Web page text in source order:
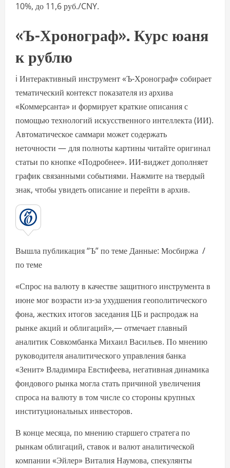
10%, до 11,6 руб./CNY.
«Ъ-Хронограф». Курс юаня
к рублю
i Интерактивный инструмент «Ъ-Хронограф» собирает
тематический контекст показателя из архива
«Коммерсанта» и формирует краткие описания с
помощью технологий искусственного интеллекта (ИИ).
Автоматическое саммари может содержать
неточности — для полноты картины читайте оригинал
статьи по кнопке «Подробнее». ИИ-виджет дополняет
график связанными событиями. Нажмите на твердый
знак, чтобы увидеть описание и перейти в архив.
Вышла публикация “Ъ” по теме Данные: Мосбиржа /
по теме
«Спрос на валюту в качестве защитного инструмента в
июне мог возрасти из-за ухудшения геополитического
фона, жестких итогов заседания ЦБ и распродаж на
рынке акций и облигаций»,— отмечает главный
аналитик Совкомбанка Михаил Васильев. По мнению
руководителя аналитического управления банка
«Зенит» Владимира Евстифеева, негативная динамика
фондового рынка могла стать причиной увеличения
спроса на валюту в том числе со стороны крупных
институциональных инвесторов.
В конце месяца, по мнению старшего стратега по
рынкам облигаций, ставок и валют аналитической
компании «Эйлер» Виталия Наумова, спекулянты